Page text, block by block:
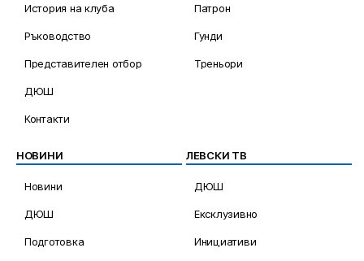
История на клуба
Ръководство
Представителен отбор
ДЮШ
Контакти
Патрон
Гунди
Треньори
НОВИНИ
Новини
ДЮШ
Подготовка
ЛЕВСКИ ТВ
ДЮШ
Ексклузивно
Инициативи